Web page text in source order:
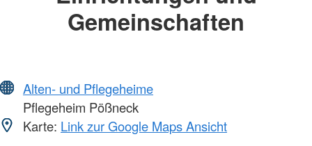
Gemeinschaften
Alten- und Pflegeheime
Pflegeheim Pößneck
Karte: Link zur Google Maps Ansicht